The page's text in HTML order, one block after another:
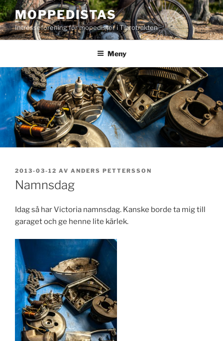
Hoppa
till
innehåll
MOPPEDISTAS
Intresseförening för mopedister i Tibrotrakten
Meny
PUBLICERAT
2013-03-12 AV ANDERS PETTERSSON
Namnsdag
Idag så har Victoria namnsdag. Kanske borde ta mig till
garaget och ge henne lite kärlek.